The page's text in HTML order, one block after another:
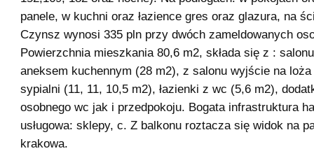
panele, w kuchni oraz łazience gres oraz glazura, na
Czynsz wynosi 335 pln przy dwóch zameldowanych
Powierzchnia mieszkania 80,6 m2, składa się z :
aneksem kuchennym (28 m2), z salonu wyjście na
sypialni (11, 11, 10,5 m2), łazienki z wc (5,6 m2),
osobnego wc jak i przedpokoju. Bogata infrastruktura
usługowa: sklepy, c. Z balkonu roztacza się widok na
krakowa.